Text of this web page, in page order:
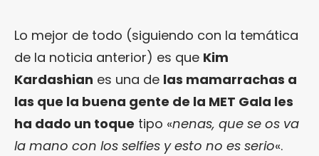
Lo mejor de todo (siguiendo con la temática
de la noticia anterior) es que Kim
Kardashian es una de las mamarrachas a
las que la buena gente de la MET Gala les
ha dado un toque tipo «nenas, que se os va
la mano con los selfies y esto no es serio«.